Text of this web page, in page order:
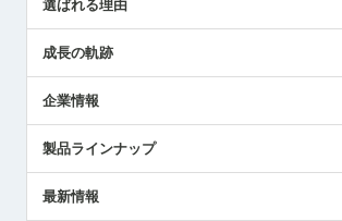
解決策提案
選ばれる理由
成長の軌跡
企業情報
ごあいさつ
受賞履歴
製品ラインナップ
ツールセッタ製品
最新情報